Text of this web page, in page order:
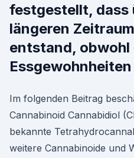
festgestellt, dass
längeren
entstand, obwohl
Im folgenden Beitrag
Cannabinoid Cannabidiol
bekannte
weitere Cannabinoide und